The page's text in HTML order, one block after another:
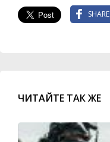
SHARE
ЧИТАЙТЕ ТАК ЖЕ